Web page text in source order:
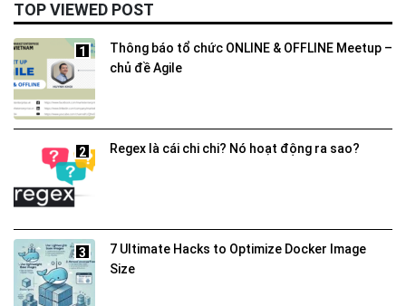
TOP VIEWED POST
1
Thông báo tổ chức ONLINE & OFFLINE Meetup –
chủ đề Agile
2 Regex là cái chi chi? Nó hoạt động ra sao?
3
7 Ultimate Hacks to Optimize Docker Image
Size